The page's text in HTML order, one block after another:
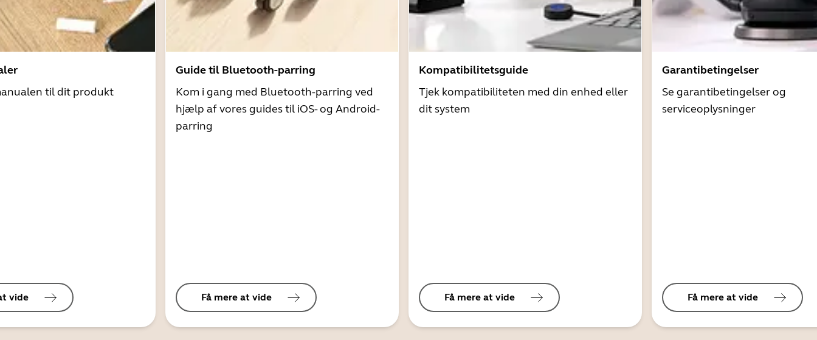
til dit produkt
vide
Guide til Bluetooth-parring
Kom i gang med Bluetooth-parring ved
hjælp af vores guides til iOS- og Android-
parring
Få mere at vide
Kompatibilitetsguide
Tjek kompatibiliteten med din enhed eller
dit system
Få mere at vide
Garantibetingelser
Se garantibetingelser og
serviceoplysninger
Få mere at vide